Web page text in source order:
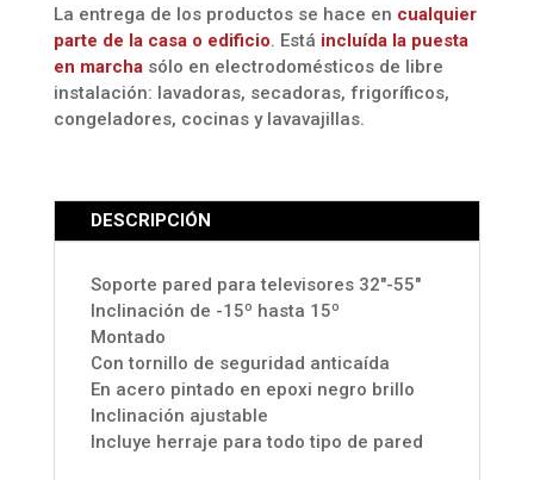
La entrega de los productos se hace en cualquier
parte de la casa o edificio. Está incluída la puesta
en marchasólo en electrodomésticos de libre
instalación: lavadoras, secadoras, frigoríficos,
congeladores, cocinas y lavavajillas.
DESCRIPCIÓN
Soporte pared para televisores 32"-55"
Inclinación de -15º hasta 15º
Montado
Con tornillo de seguridad anticaída
En acero pintado en epoxi negro brillo
Inclinación ajustable
Incluye herraje para todo tipo de pared